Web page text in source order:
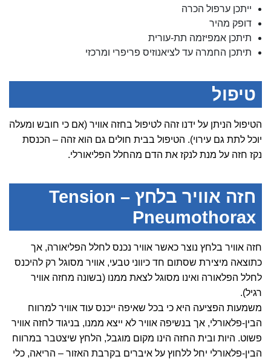
ייתכן ערפול הכרה
דופק מהיר
תיתכן אמפיזמה תת-עורית
תיתכן החמרה עד לציאנוזיס פריפרי ומרכזי
טיפול
הטיפול הניתן על ידנו זהה לטיפול בחזה אוויר (אם כי חובש ומעלה
יוכל לתת גם עירוי). הטיפול בבית חולים גם הוא זהה – הכנסת
נקז חזה על מנת לנקז את הדם מהחלל הפליאורלי.
חזה אוויר בלחץ – Tension
Pneumothorax
חזה אוויר בלחץ נוצר כאשר אוויר נכנס לחלל הפליאורה, אך
כתוצאה מיצירת שסתום חד כיווני טבעי, אוויר מסוגל רק להיכנס
לחלל הפלאורה ואינו מסוגל לצאת ממנו (בשונה מחזה אוויר
רגיל).
משמעות הפציעה היא כי בכל שאיפה ייכנס עוד אוויר למרווח
הבין-פלאורלי, אך בנשיפה אוויר לא ייצא ממנו, בניגוד לחזה אוויר
פשוט. היות ובית החזה הינו מקום מוגבל, הלחץ שיצטבר במרווח
הבין-פלאורלי יחל ללחוץ על איברים בקרבת האזור – הריאה, כלי